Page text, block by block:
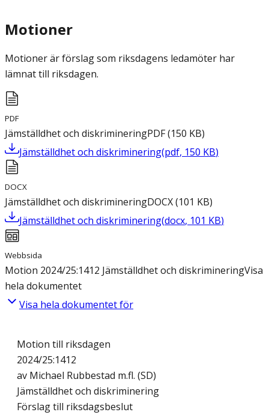
Motioner
Motioner är förslag som riksdagens ledamöter har
lämnat till riksdagen.
PDF
Jämställdhet och diskrimineringPDF(150 KB)
Jämställdhet och diskriminering(pdf, 150 KB)
DOCX
Jämställdhet och diskrimineringDOCX(101 KB)
Jämställdhet och diskriminering(docx, 101 KB)
Webbsida
Motion 2024/25:1412 Jämställdhet och diskrimineringVisa
hela dokumentet
Visa hela dokumentet för
Motion till riksdagen
2024/25:1412
av Michael Rubbestad m.fl. (SD)
Jämställdhet och diskriminering
Förslag till riksdagsbeslut